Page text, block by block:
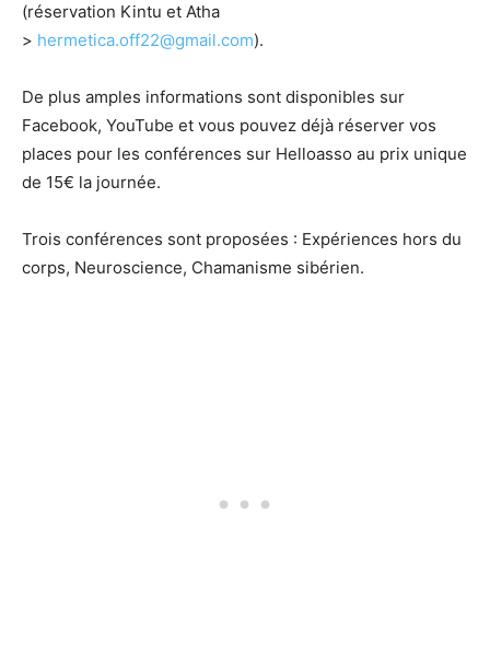
(réservation Kintu et Atha
> hermetica.off22@gmail.com).
De plus amples informations sont disponibles sur
Facebook, YouTube et vous pouvez déjà réserver vos
places pour les conférences sur Helloasso au prix unique
de 15€ la journée.
Trois conférences sont proposées : Expériences hors du
corps, Neuroscience, Chamanisme sibérien.